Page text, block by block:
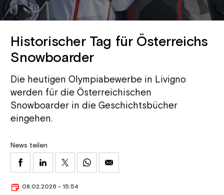
Historischer Tag für Österreichs
Snowboarder
Die heutigen Olympiabewerbe in Livigno
werden für die Österreichischen
Snowboarder in die Geschichtsbücher
eingehen.
News teilen
08.02.2026 - 15:54